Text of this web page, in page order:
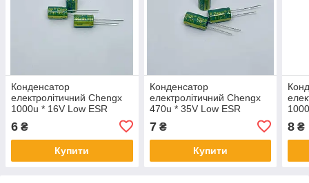
Конденсатор
електролітичний Chengx
1000u * 16V Low ESR
6 ₴
Купити
Конденсатор
електролітичний Chengx
470u * 35V Low ESR
7₴
Купити
8 ₴